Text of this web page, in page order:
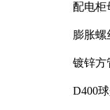
配电柜
膨胀螺
镀锌方
D400